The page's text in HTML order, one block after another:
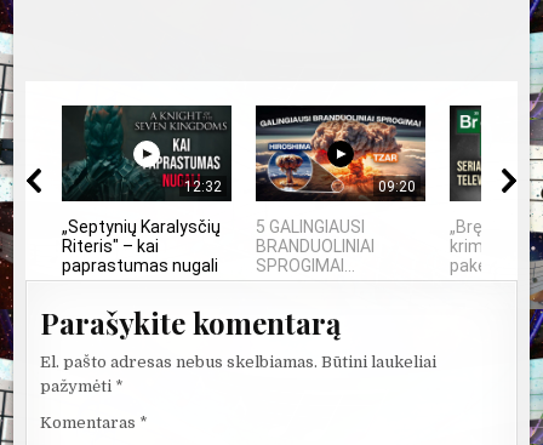
12:32
„Septynių Karalysčių
Riteris" – kai
paprastumas nugali
09:20
5 GALINGIAUSI
BRANDUOLINIAI
SPROGIMAI...
„Bręstantis
kriminalinis
pakeitęs
Parašykite komentarą
El. pašto adresas nebus skelbiamas. Būtini laukeliai
pažymėti *
Komentaras *